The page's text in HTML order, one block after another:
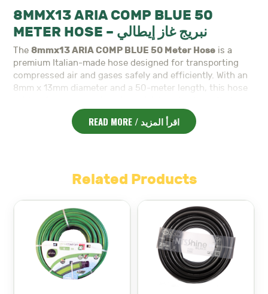
8MMX13 ARIA COMP BLUE 50
METER HOSE – نبريج غاز إيطالي
The8mmx13 ARIA COMP BLUE 50 Meter Hoseis a
premium Italian-made hose designed for transporting
compressed air and gases safely and efficiently. With an
8mm x 13mm diameter and a 50-meter length, this hose
require a reliable, durable, and flexible solution for gas
delivery. Built to withstand high pressures, this hose is
demanding conditions.
gas transportation.
50 Meter Length
: Long enough to accommodate
large-scale industrial setups.
Durable and Flexible
: Built to last and designed for
easy handling in tight spaces.
High-Pressure Capability
: Ensures safe and
efficient gas delivery in demanding conditions.
READ MORE / اقرأ المزيد
Related Products